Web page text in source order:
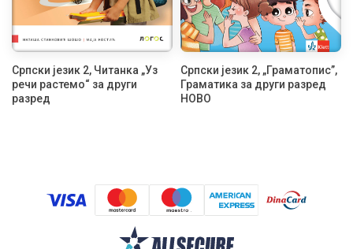
Српски језик 2, Читанка „Уз
речи растемо“ за други
разред
Српски језик 2, „Граматопис”,
Граматика за други разред
НОВО